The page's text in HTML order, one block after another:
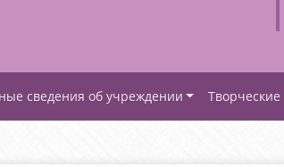
сведения об учреждении